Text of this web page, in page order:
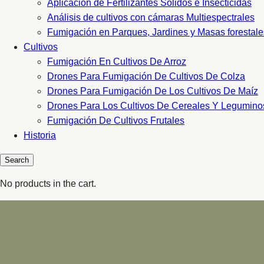
Aplicacion de Fertilizantes Sólidos e Insecticidas
Análisis de cultivos con cámaras Multiespectrales
Fumigación en Parques, Jardines y Masas
Cultivos
Fumigación En Cultivos De Arroz
Drones Para Fumigación De Cultivos De Colza
Drones Para Fumigación De Los Cultivos De Maíz
Drones Para Los Cultivos De Cereales Y
Fumigación De Cultivos Frutales
Historia
No products in the cart.